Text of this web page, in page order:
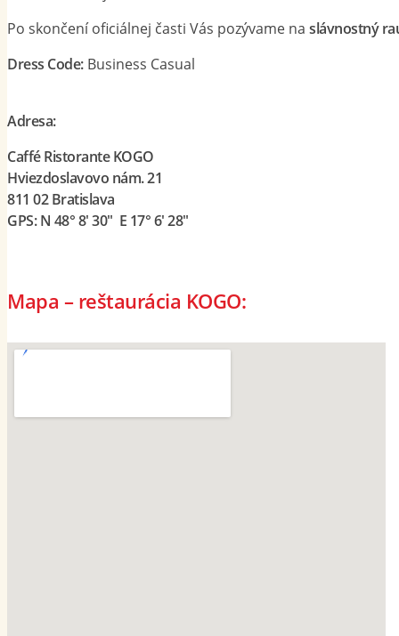
Po skončení oficiálnej časti Vás pozývame na slávnostný
Dress Code:Business Casual
Adresa:
Caffé Ristorante KOGO
Hviezdoslavovo nám. 21
811 02 Bratislava
GPS: N 48° 8′ 30″ E 17° 6′ 28″
Mapa – reštaurácia KOGO: